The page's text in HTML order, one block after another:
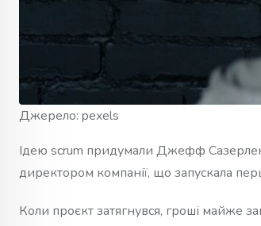
Джерело: pexels
Ідею scrum придумали Джефф
директором компанії, що запускала
Коли проєкт затягнувся, гроші майже